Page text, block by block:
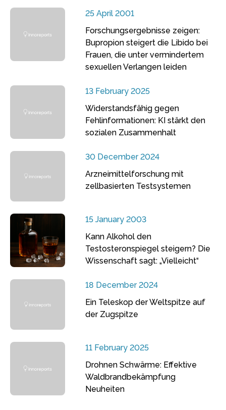
25 April 2001
Forschungsergebnisse zeigen:
Bupropion steigert die Libido bei
Frauen, die unter vermindertem
sexuellen Verlangen leiden
13 February 2025
Widerstandsfähig gegen
Fehlinformationen: KI stärkt den
sozialen Zusammenhalt
30 December 2024
Arzneimittelforschung mit
zellbasierten Testsystemen
15 January 2003
Kann Alkohol den
Testosteronspiegel steigern? Die
Wissenschaft sagt: „Vielleicht“
18 December 2024
Ein Teleskop der Weltspitze auf
der Zugspitze
11 February 2025
Drohnen Schwärme: Effektive
Waldbrandbekämpfung
Neuheiten